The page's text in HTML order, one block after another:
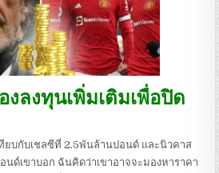
ลงทุนเพิ่มเติมเพื่อปิด
ทียบกับเชลซีที่ 2.5พันล้านปอนด์ และนิวคาส
นด์เขาบอก ฉันคิดว่าเขาอาจจะมองหาราคา